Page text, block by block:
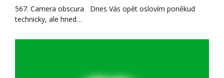
567. Camera obscura Dnes Vás opět oslovím poněkud
technicky, ale hned…